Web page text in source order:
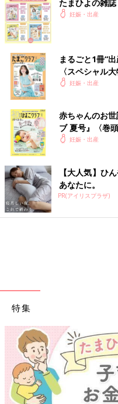
たまひよの雑誌
妊娠・出産
まるごと1冊“
〈スペシャル
妊娠・出産
赤ちゃんのお
ブ 夏号』〈巻
く！ おっぱい
妊娠・出産
【大人気】ひ
あなたに。
PR(アイリスプラザ)
特集